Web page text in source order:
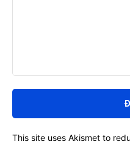
luận:
This site uses Akismet to